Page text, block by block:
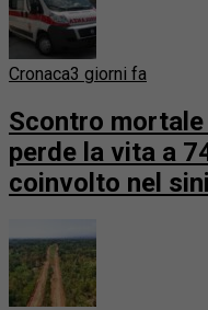
Cronaca3 giorni fa
Scontro
perde la vita a
coinvolto nel